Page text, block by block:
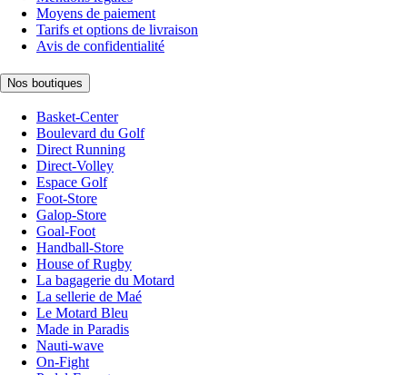
Moyens de paiement
Tarifs et options de livraison
Avis de confidentialité
Nos boutiques
Basket-Center
Boulevard du Golf
Direct Running
Direct-Volley
Espace Golf
Foot-Store
Galop-Store
Goal-Foot
Handball-Store
House of Rugby
La bagagerie du Motard
La sellerie de Maé
Le Motard Bleu
Made in Paradis
Nauti-wave
On-Fight